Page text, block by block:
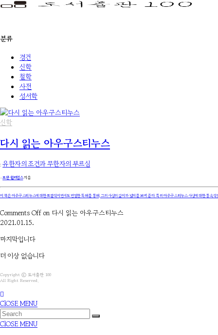
분류
경건
신학
철학
사전
성서학
신학
다시 읽는 아우구스티누스
:유한자의 조건과 무한자의 부르심
۰로완 윌리엄스지음
이 책은 아우구스티누스에 대한 포괄적이면서도 면밀한 독해를 통해, 그의 사상의 깊이와 넓이를 보여 준다. 특히 아우구스티누스 사상에 대한 통속
Comments Off on 다시 읽는 아우구스티누스
2021.01.15.
마지막입니다
더 이상 없습니다
Copyright ⓒ 도서출판 100
All Right Reserved.
ClOSE MENU
ClOSE MENU